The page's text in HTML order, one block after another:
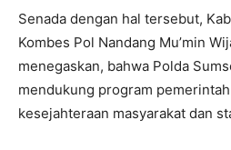
Senada dengan hal tersebut,
Kombes Pol Nandang Mu’min
menegaskan, bahwa Polda
mendukung program
kesejahteraan masyarakat dan